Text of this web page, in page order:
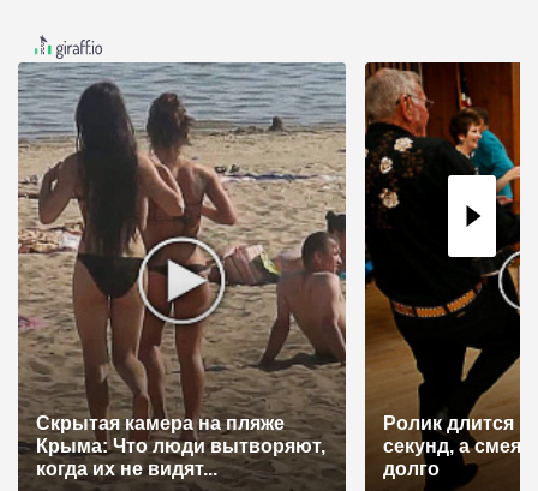
Скрытая камера на пляже
Крыма: Что люди вытворяют,
когда их не видят...
Ролик длится
секунд, а
долго